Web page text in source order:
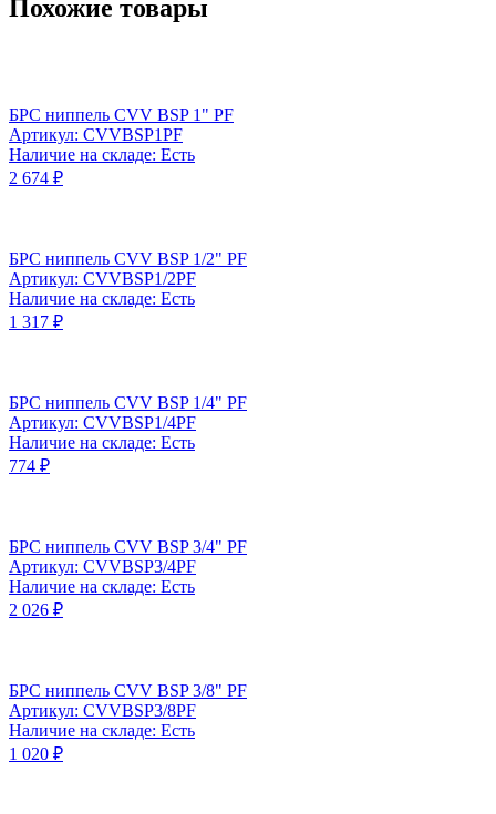
Похожие товары
БРС ниппель CVV BSP 1" PF
Артикул: CVVBSP1PF
Наличие на складе: Есть
2 674 ₽
БРС ниппель CVV BSP 1/2" PF
Артикул: CVVBSP1/2PF
Наличие на складе: Есть
1 317 ₽
БРС ниппель CVV BSP 1/4" PF
Артикул: CVVBSP1/4PF
Наличие на складе: Есть
774 ₽
БРС ниппель CVV BSP 3/4" PF
Артикул: CVVBSP3/4PF
Наличие на складе: Есть
2 026 ₽
БРС ниппель CVV BSP 3/8" PF
Артикул: CVVBSP3/8PF
Наличие на складе: Есть
1 020 ₽